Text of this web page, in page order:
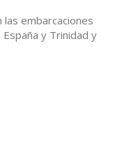
embarcaciones
y Trinidad y